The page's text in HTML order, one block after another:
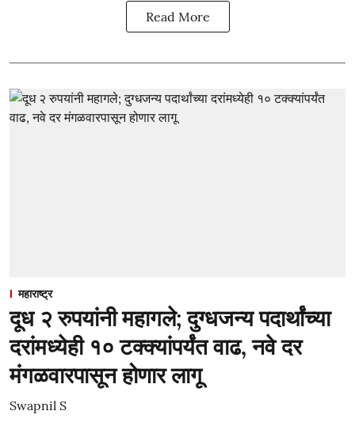
Read More
महाराष्ट्र
दूध २ रुपयांनी महागले; दुग्धजन्य पदार्थांच्या
दरांमध्येही १० टक्क्यांपर्यंत वाढ, नवे दर
मंगळवारपासून होणार लागू
Swapnil S